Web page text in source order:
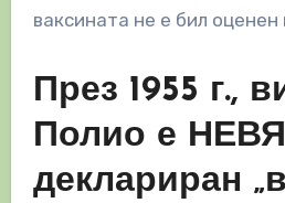
ваксината не е бил оценен
През 1955 г.,
Полио е
деклариран